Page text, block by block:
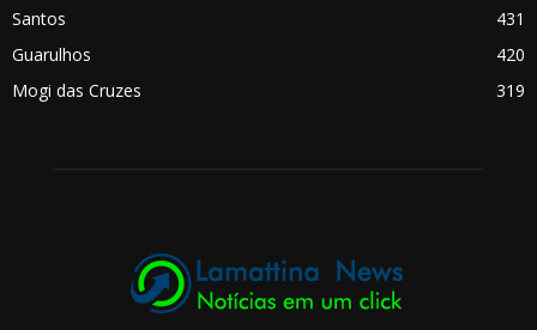
Santos
431
Guarulhos
420
Mogi das Cruzes
319